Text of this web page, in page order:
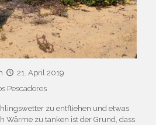
21. April 2019
Pescadores
zu entfliehen und etwas
Wärme zu tanken ist der Grund, dass